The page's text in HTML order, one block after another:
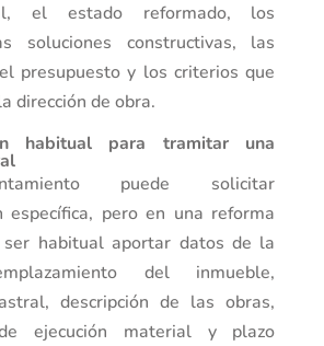
el estado reformado, los
soluciones constructivas, las
presupuesto y los criterios que
dirección de obra.
habitual para tramitar una
puede solicitar
específica, pero en una reforma
habitual aportar datos de la
del inmueble,
descripción de las obras,
ejecución material y plazo